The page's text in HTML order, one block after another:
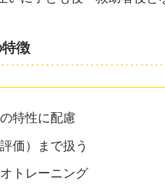
徴
特性に配慮
価）まで扱う
トレーニング